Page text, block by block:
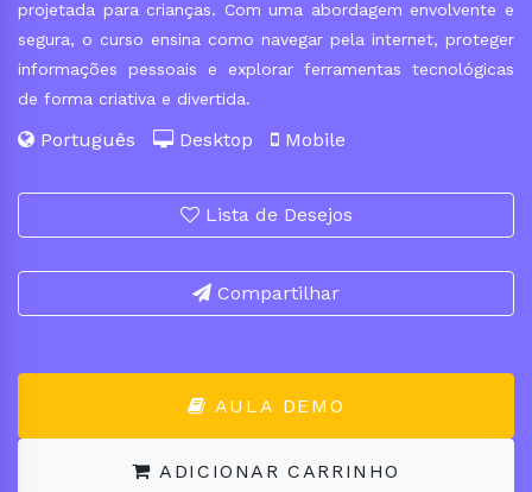
projetada para crianças. Com uma abordagem envolvente e
segura, o curso ensina como navegar pela internet, proteger
informações pessoais e explorar ferramentas tecnológicas
de forma criativa e divertida.
Português Desktop Mobile
Lista de Desejos
Compartilhar
AULA DEMO
ADICIONAR CARRINHO